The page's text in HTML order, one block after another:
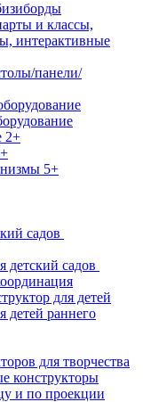
и классы,
интерактивные
панели/
2+
5+
садов
детский садов
для детей
детей раннего
для творчества
конструкторы
и по проекции